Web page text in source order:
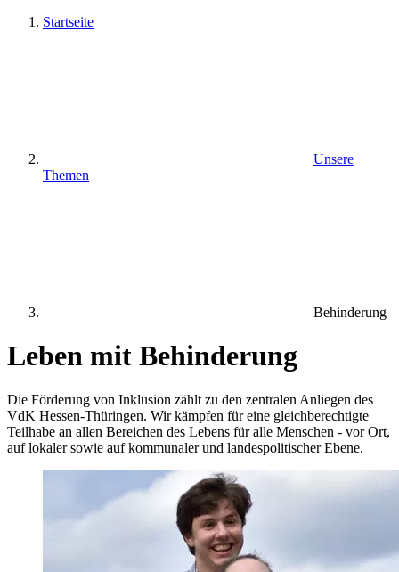
Startseite
Unsere
Themen
Behinderung
Leben mit Behinderung
Die Förderung von Inklusion zählt zu den zentralen Anliegen des
VdK Hessen-Thüringen. Wir kämpfen für eine gleichberechtigte
Teilhabe an allen Bereichen des Lebens für alle Menschen - vor Ort,
auf lokaler sowie auf kommunaler und landespolitischer Ebene.